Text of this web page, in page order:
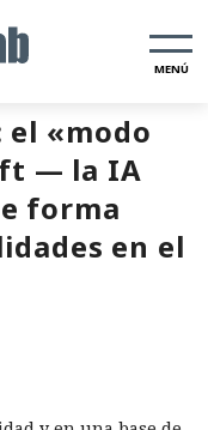
MENÚ
el «modo
— la IA
forma
en el